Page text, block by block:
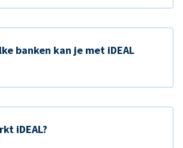
banken kan je met iDEAL
iDEAL?